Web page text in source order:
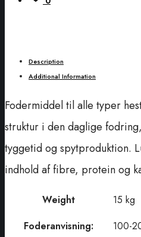
Description
Additional Information
Fodermiddel til alle typer
struktur i den daglige
tyggetid og spytproduktion.
indhold af fibre, protein og
Weight
15 kg
Foderanvisning:
100-